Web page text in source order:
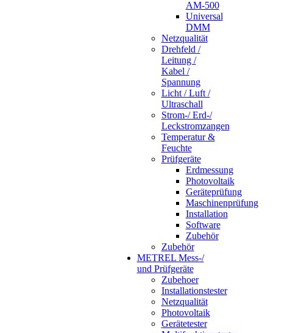
AM-500
Universal
DMM
Netzqualität
Drehfeld /
Leitung /
Kabel /
Spannung
Licht / Luft /
Ultraschall
Strom-/ Erd-/
Leckstromzangen
Temperatur &
Feuchte
Prüfgeräte
Erdmessung
Photovoltaik
Geräteprüfung
Maschinenprüfung
Installation
Software
Zubehör
Zubehör
METREL Mess-/
und Prüfgeräte
Zubehoer
Installationstester
Netzqualität
Photovoltaik
Gerätetester